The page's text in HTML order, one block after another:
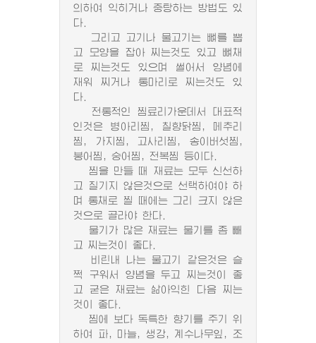
의하여 익히거나 중탕하는 방법도 있
다.
그리고 고기나 물고기는 뼈를 뽑
고 모양을 잡아 찌는것도 있고 뼈채
로 찌는것도 있으며 썰어서 양념에
재워 찌거나 통마리로 찌는것도 있
다.
전통적인 찜료리가운데서 대표적
인것은 병아리찜, 칠향닭찜, 메추리
찜, 가지찜, 고사리찜, 송이버섯찜,
붕어찜, 숭어찜, 전복찜 등이다.
찜을 만들 때 재료는 모두 신선하
고 질기지 않은것으로 선택하여야 하
며 통채로 찔 때에는 그리 크지 않은
것으로 골라야 한다.
물기가 많은 재료는 물기를 좀 빼
고 찌는것이 좋다.
비린내 나는 물고기 같은것은 슬
쩍 구워서 양념을 두고 찌는것이 좋
고 굳은 재료는 삶아익힌 다음 찌는
것이 좋다.
찜에 보다 독특한 향기를 주기 위
하여 파, 마늘, 생강, 계수나무잎, 조